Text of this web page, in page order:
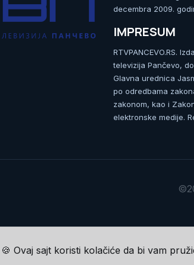
decembra 2009.
IMPRESUM
RTVPANCEVO.RS.
televizija Pančevo,
Glavna urednica
po odredbama
zakonom, kao i
elektronske medije.
🍪 Ovaj sajt koristi kolačiće da bi vam